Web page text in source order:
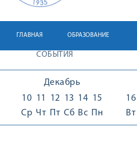
ГЛАВНАЯ ОБРАЗОВАНИЕ
СОБЫТИЯ
Декабрь
10
Ср
11
Чт
12
Пт
13
Сб
14
Вс
15
Пн
16
Вт